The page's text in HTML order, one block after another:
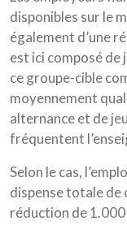
disponibles sur le
également d’une
est ici composé de
ce groupe-cible
moyennement
alternance et de
fréquentent
Selon le cas,
dispense totale de
réduction de